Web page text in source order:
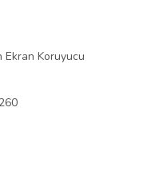
Ekran Koruyucu